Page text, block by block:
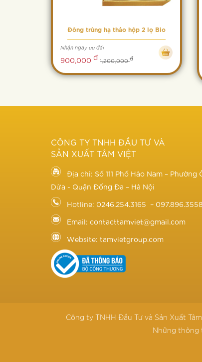
Đông trùng hạ thảo hộp 2 lọ Bio
Nhận ngay ưu đãi
900,000 đ 1,200,000đ
CÔNG TY TNHH ĐẦU TƯ VÀ
SẢN XUẤT TÂM VIỆT
Địa chỉ: Số 111 Phố Hào Nam – Phường
Dừa - Quận Đống Đa – Hà Nội
Hotline: 0246.254.3165 – 097.896.3558
Email: contacttamviet@gmail.com
Website: tamvietgroup.com
Công ty TNHH Đầu Tư và Sản Xuất
Những thông